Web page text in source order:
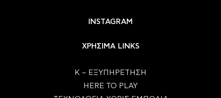
INSTAGRAM
ΧΡΗΣΙΜΑ LINKS
Κ – ΕΞΥΠΗΡΕΤΗΣΗ
HERE TO PLAY